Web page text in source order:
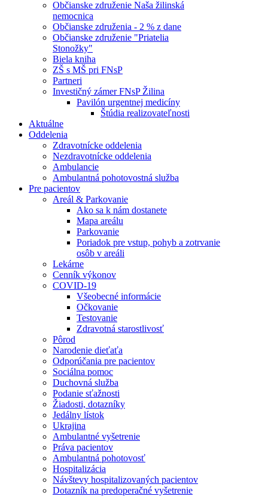
Občianske združenie Naša žilinská
nemocnica
Občianske združenia - 2 % z dane
Občianske združenie "Priatelia
Stonožky"
Biela kniha
ZŠ s MŠ pri FNsP
Partneri
Investičný zámer FNsP Žilina
Pavilón urgentnej medicíny
Štúdia realizovateľnosti
Aktuálne
Oddelenia
Zdravotnícke oddelenia
Nezdravotnícke oddelenia
Ambulancie
Ambulantná pohotovostná služba
Pre pacientov
Areál & Parkovanie
Ako sa k nám dostanete
Mapa areálu
Parkovanie
Poriadok pre vstup, pohyb a zotrvanie
osôb v areáli
Lekárne
Cenník výkonov
COVID-19
Všeobecné informácie
Očkovanie
Testovanie
Zdravotná starostlivosť
Pôrod
Narodenie dieťaťa
Odporúčania pre pacientov
Sociálna pomoc
Duchovná služba
Podanie sťažnosti
Žiadosti, dotazníky
Jedálny lístok
Ukrajina
Ambulantné vyšetrenie
Práva pacientov
Ambulantná pohotovosť
Hospitalizácia
Návštevy hospitalizovaných pacientov
Dotazník na predoperačné vyšetrenie